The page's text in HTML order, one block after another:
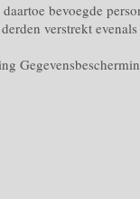
bevoegde
verstrekt